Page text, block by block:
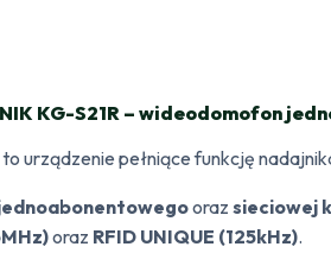
KG-S21R – wideodomofon
to urządzenie pełniące funkcję
oraz sieciowej
oraz RFID UNIQUE (125kHz).